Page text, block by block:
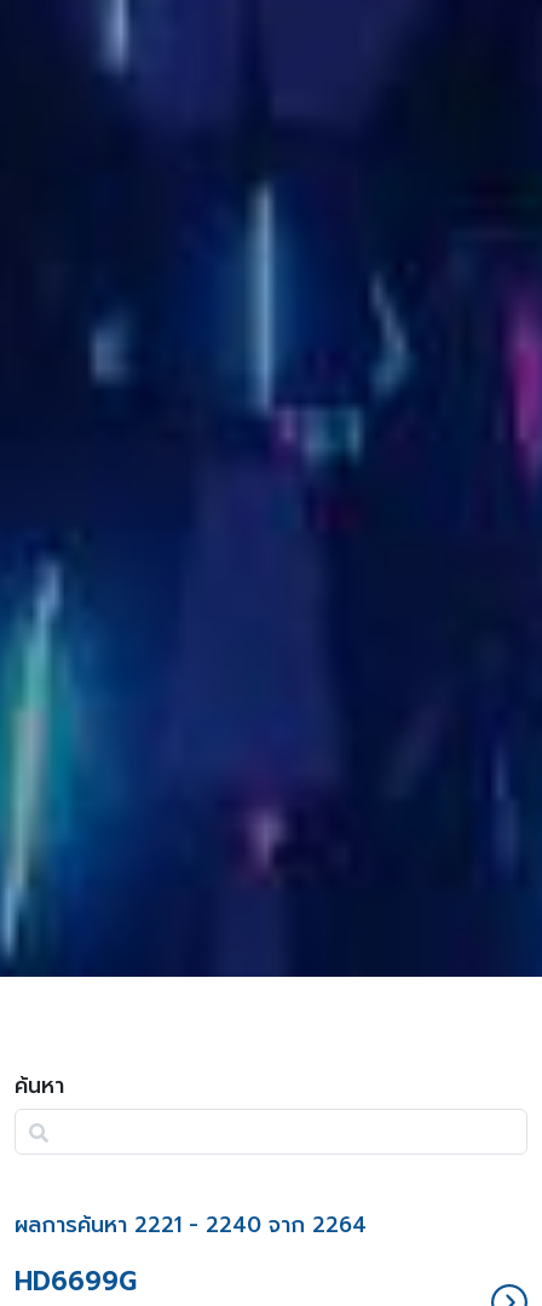
ค้นหา
ผลการค้นหา 2221 - 2240 จาก 2264
HD6699G